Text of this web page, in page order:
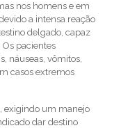
nos homens e em
a intensa reação
delgado, capaz
Os pacientes
náuseas, vômitos,
casos extremos
exigindo um manejo
dar destino